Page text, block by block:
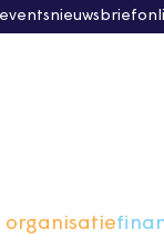
eventsnieuwsbrief
organisatie